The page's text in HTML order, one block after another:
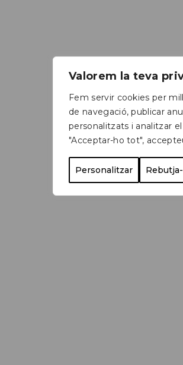
Valorem la teva
Fem servir cookies per
de navegació, publicar
personalitzats i analitzar
"Acceptar-ho tot",
Personalitzar